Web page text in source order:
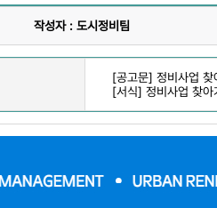
작성자 : 도시정비팀
[공고문] 정비사업
[서식] 정비사업 찾